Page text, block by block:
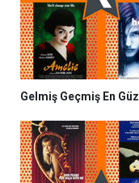
Gelmiş Geçmiş En